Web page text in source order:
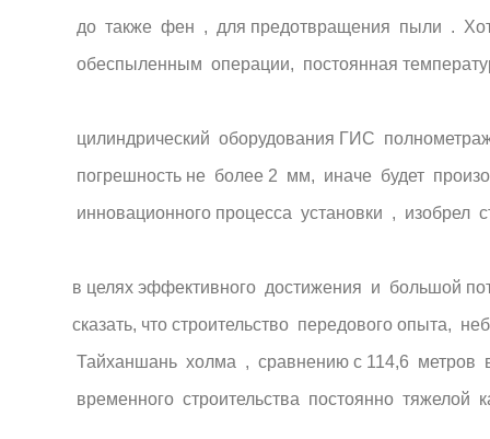
до также фен , для предотвращения пыли .
обеспыленным операции, постоянная
цилиндрический оборудования ГИС
погрешность не более 2 мм, иначе будет
инновационного процесса установки ,
в целях эффективного достижения и большой
сказать, что строительство передового
Тайханшань холма , сравнению с 114,6 метров
временного строительства постоянно тяжелой